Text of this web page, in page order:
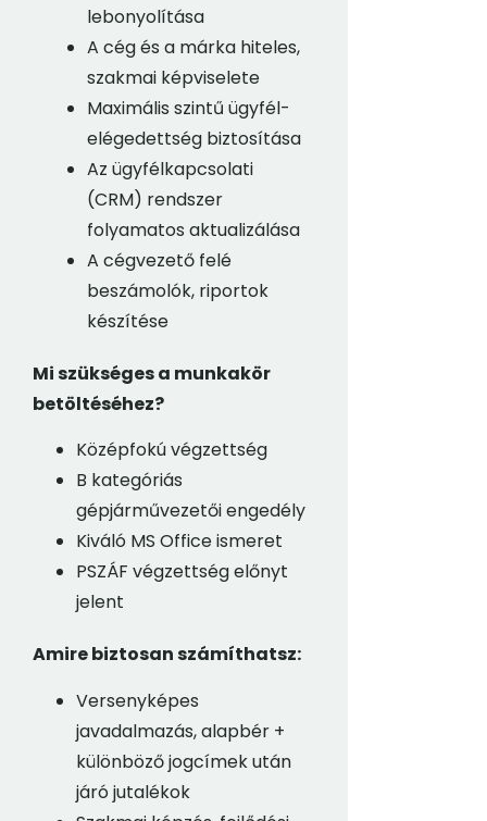
lebonyolítása
A cég és a márka hiteles,
szakmai képviselete
Maximális szintű ügyfél-
elégedettség biztosítása
Az ügyfélkapcsolati
(CRM) rendszer
folyamatos aktualizálása
A cégvezető felé
beszámolók, riportok
készítése
Mi szükséges a munkakör
betöltéséhez?
Középfokú végzettség
B kategóriás
gépjárművezetői engedély
Kiváló MS Office ismeret
PSZÁF végzettség előnyt
jelent
Amire biztosan számíthatsz:
Versenyképes
javadalmazás, alapbér +
különböző jogcímek után
járó jutalékok